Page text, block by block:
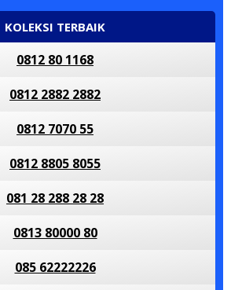
KOLEKSI TERBAIK
0812 80 1168
0812 2882 2882
0812 7070 55
0812 8805 8055
081 28 288 28 28
0813 80000 80
085 62222226